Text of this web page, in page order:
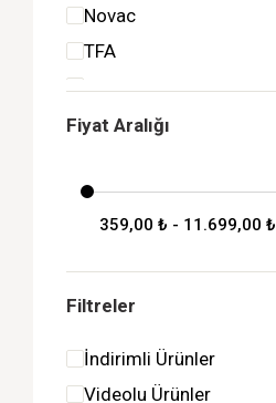
Novac
TFA
Tramontina
Victorinox
Fiyat Aralığı
359,00 ₺ - 11.699,00 ₺
Filtreler
İndirimli Ürünler
Videolu Ürünler